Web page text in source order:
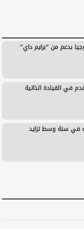
بدعم من “برايم داي”
في القيادة الذاتية
في سنة وسط تزايد